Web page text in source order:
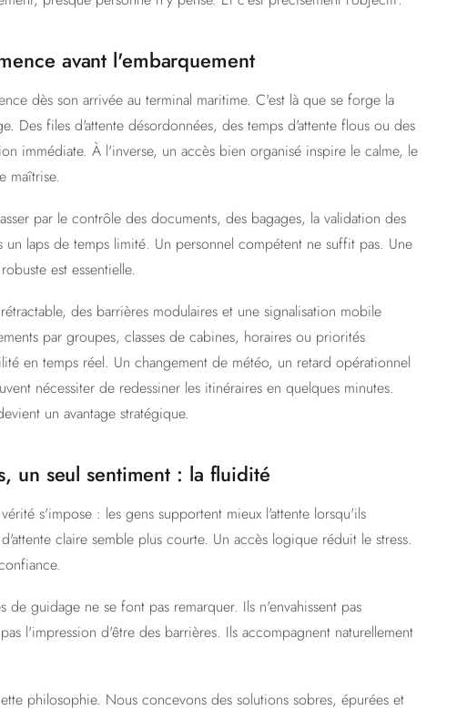
avant l'embarquement
dès son arrivée au terminal maritime. C'est là que se forge la
Des files d'attente désordonnées, des temps d'attente flous ou des
immédiate. À l'inverse, un accès bien organisé inspire le calme, le
maîtrise.
par le contrôle des documents, des bagages, la validation des
un laps de temps limité. Un personnel compétent ne suffit pas. Une
est essentielle.
des barrières modulaires et une signalisation mobile
par groupes, classes de cabines, horaires ou priorités
en temps réel. Un changement de météo, un retard opérationnel
nécessiter de redessiner les itinéraires en quelques minutes.
un avantage stratégique.
un seul sentiment : la fluidité
s'impose : les gens supportent mieux l'attente lorsqu'ils
claire semble plus courte. Un accès logique réduit le stress.
de guidage ne se font pas remarquer. Ils n'envahissent pas
l'impression d'être des barrières. Ils accompagnent naturellement
philosophie. Nous concevons des solutions sobres, épurées et